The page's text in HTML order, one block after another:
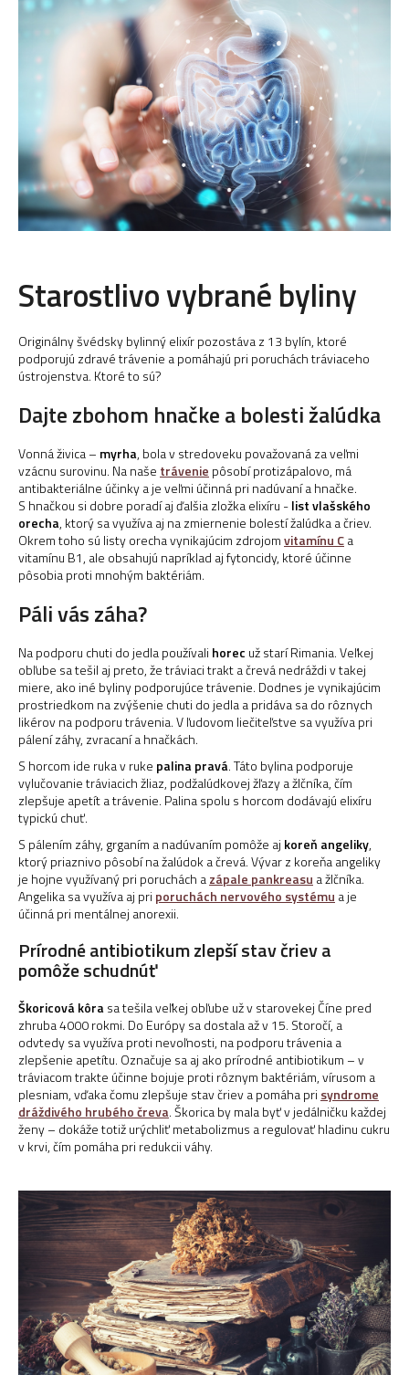
Starostlivo vybrané byliny
Originálny švédsky bylinný elixír pozostáva z 13 bylín, ktoré
podporujú zdravé trávenie a pomáhajú pri poruchách tráviaceho
ústrojenstva. Ktoré to sú?
Dajte zbohom hnačke a bolesti žalúdka
Vonná živica – myrha, bola v stredoveku považovaná za veľmi
vzácnu surovinu. Na naše trávenie pôsobí protizápalovo, má
antibakteriálne účinky a je veľmi účinná pri nadúvaní a hnačke.
S hnačkou si dobre poradí aj ďalšia zložka elixíru -list vlašského
orecha, ktorý sa využíva aj na zmiernenie bolestí žalúdka a čriev.
Okrem toho sú listy orecha vynikajúcim zdrojomvitamínu Ca
vitamínu B1, ale obsahujú napríklad aj fytoncidy, ktoré účinne
pôsobia proti mnohým baktériám.
Páli vás záha?
Na podporu chuti do jedla používali horec už starí Rimania. Veľkej
obľube sa tešil aj preto, že tráviaci trakt a črevá nedráždi v takej
miere, ako iné byliny podporujúce trávenie. Dodnes je vynikajúcim
prostriedkom na zvýšenie chuti do jedla a pridáva sa do rôznych
likérov na podporu trávenia. V ľudovom liečiteľstve sa využíva pri
pálení záhy, zvracaní a hnačkách.
S horcom ide ruka v ruke palina pravá. Táto bylina podporuje
vylučovanie tráviacich žliaz, podžalúdkovej žľazy a žlčníka, čím
zlepšuje apetít a trávenie. Palina spolu s horcom dodávajú elixíru
typickú chuť.
S pálením záhy, grganím a nadúvaním pomôže aj koreň angeliky,
ktorý priaznivo pôsobí na žalúdok a črevá. Vývar z koreňa angeliky
je hojne využívaný pri poruchách azápale pankreasu a žlčníka.
Angelika sa využíva aj pri poruchách nervového systému a je
účinná pri mentálnej anorexii.
Prírodné antibiotikum zlepší stav čriev a
pomôže schudnúť
Škoricová kôrasa tešila veľkej obľube už v starovekej Číne pred
zhruba 4000 rokmi. Do Európy sa dostala až v 15. Storočí, a
odvtedy sa využíva proti nevoľnosti, na podporu trávenia a
zlepšenie apetítu. Označuje sa aj ako prírodné antibiotikum – v
tráviacom trakte účinne bojuje proti rôznym baktériám, vírusom a
plesniam, vďaka čomu zlepšuje stav čriev a pomáha pri syndrome
dráždivého hrubého čreva. Škorica by mala byť v jedálničku každej
ženy – dokáže totiž urýchliť metabolizmus a regulovať hladinu cukru
v krvi, čím pomáha pri redukcii váhy.